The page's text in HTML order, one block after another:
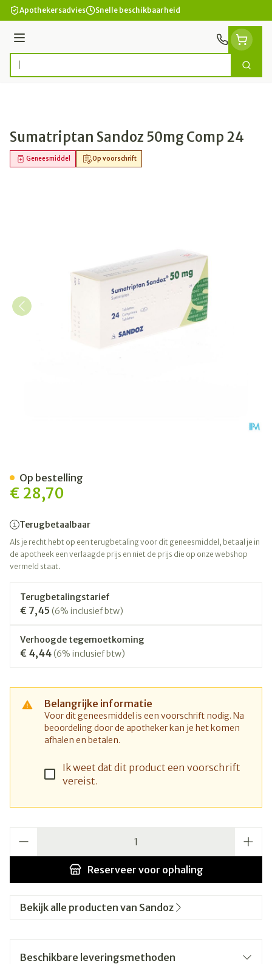
Ga naar de inhoud
Apothekersadvies Snelle beschikbaarheid
Menu
Product, merk, categorie... Zoek
Sumatriptan Sandoz 50mg Comp 24
Op voorschrift
Geneesmiddel
€ 28,70
Terugbetaalbaar
Als je recht hebt op een terugbetaling voor dit geneesmiddel, betaal je in
de apotheek een verlaagde prijs en niet de prijs die op onze webshop
vermeld staat.
Terugbetalingstarief
€ 7,45 (6% inclusief btw)
Verhoogde tegemoetkoming
€ 4,44(6% inclusief btw)
Belangrijke informatie
Voor dit geneesmiddel is een voorschrift nodig. Na
beoordeling door de apotheker kan je het komen
afhalen en betalen.
Ik weet dat dit product een voorschrift
vereist.
Reserveer voor ophaling
Op bestelling
Bekijk alle producten van Sandoz
Beschikbare leveringsmethoden